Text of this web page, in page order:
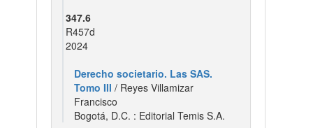
347.6
R457d
2024
Derecho societario. Las SAS.
Tomo III / Reyes Villamizar
Francisco
Bogotá, D.C. : Editorial Temis S.A.